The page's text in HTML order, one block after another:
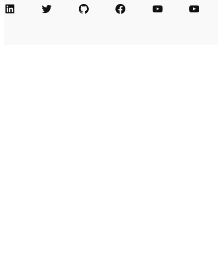
LinkedIn Twitter GitHub Facebook Agile Videos Tech-Videos